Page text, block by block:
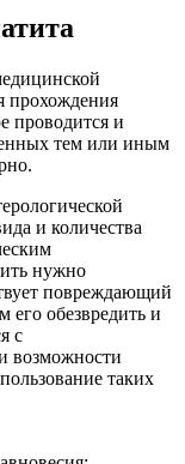
прохождения
проводится и
тем или иным
и количества
нужно
повреждающий
его обезвредить и
с
возможности
таких